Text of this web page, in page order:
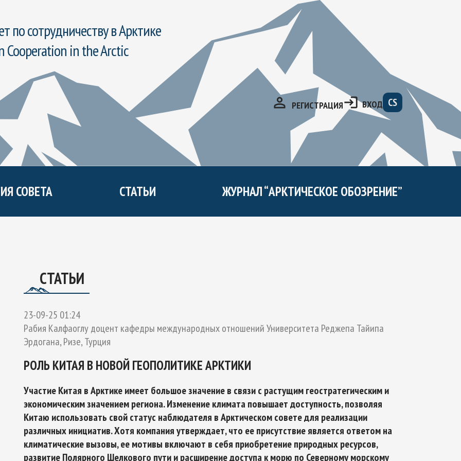
сотрудничеству в Арктике
in the Arctic
РЕГИСТРАЦИЯ ВХОД CS
РОССИЙСКОЙ ФЕДЕРАЦИИ И ОБЕСПЕЧЕНИЯ НАЦИОНАЛЬНОЙ БЕЗОПАСНОСТИ НА ПЕРИОД ДО 2035
СОВЕТА СТАТЬИ ЖУРНАЛ “АРКТИЧЕСКОЕ ОБОЗРЕНИЕ”
СТАТЬИ
23-09-25 01:24
Рабия Калфаоглу доцент кафедры международных отношений Университета Реджепа Тайипа
Эрдогана, Ризе, Турция
РОЛЬ КИТАЯ В НОВОЙ ГЕОПОЛИТИКЕ АРКТИКИ
Участие Китая в Арктике имеет большое значение в связи с растущим геостратегическим и
экономическим значением региона. Изменение климата повышает доступность, позволяя
Китаю использовать свой статус наблюдателя в Арктическом совете для реализации
различных инициатив. Хотя компания утверждает, что ее присутствие является ответом на
климатические вызовы, ее мотивы включают в себя приобретение природных ресурсов,
развитие Полярного Шелкового пути и расширение доступа к морю по Северному морскому